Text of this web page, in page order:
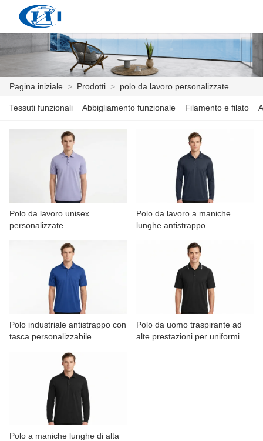
PAGINA INIZIALE
PERSONALIZZAZIONE
CHI SIAMO
NOTIZIE
CONTATTATECI
العربية česky Deutsch
Pagina iniziale > Prodotti > polo da lavoro personalizzate
Tessuti funzionali Abbigliamento funzionale Filamento e filato
Polo da lavoro unisex
personalizzate
Polo da lavoro a maniche
lunghe antistrappo
Polo industriale antistrappo con
tasca personalizzabile.
Polo da uomo traspirante ad
alte prestazioni per uniformi
Polo a maniche lunghe di alta